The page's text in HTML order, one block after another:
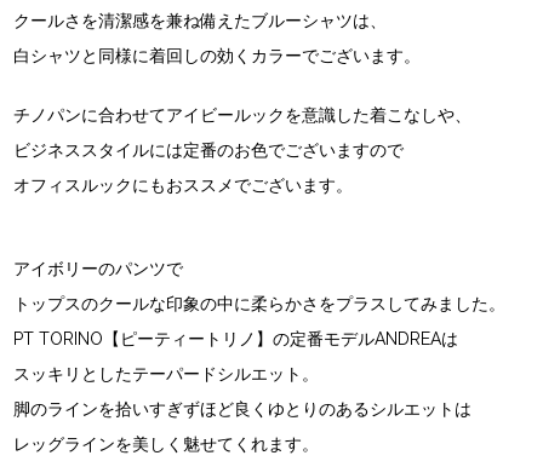
クールさを清潔感を兼ね備えたブルーシャツは、
白シャツと同様に着回しの効くカラーでございます。
チノパンに合わせてアイビールックを意識した着こなしや、
ビジネススタイルには定番のお色でございますので
オフィスルックにもおススメでございます。
アイボリーのパンツで
トップスのクールな印象の中に柔らかさをプラスしてみました。
PT TORINO【ピーティートリノ】の定番モデルANDREAは
スッキリとしたテーパードシルエット。
脚のラインを拾いすぎずほど良くゆとりのあるシルエットは
レッグラインを美しく魅せてくれます。